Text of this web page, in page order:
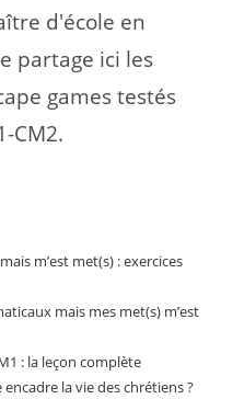
d'école en
partage ici les
games testés
CM2.
m’est met(s) : exercices
mais mes met(s) m’est
: la leçon complète
encadre la vie des chrétiens ?